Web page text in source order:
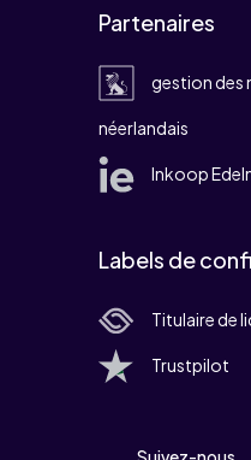
Partenaires
gestion des
néerlandais
Inkoop
Labels de
Titulaire de
Trustpilot